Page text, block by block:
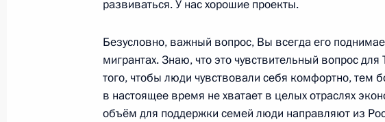
Поздравления лидерам и гражданам
по случаю 76-й годовщины Победы в Великой
войне
8 мая 2021 года, 12:05
развиваться. У нас хорошие проекты.
Безусловно, важный вопрос, Вы всегда его
мигрантах. Знаю, что это чувствительный вопрос
того, чтобы люди чувствовали себя комфортно, тем
в настоящее время не хватает в целых отраслях
объём для поддержки семей люди направляют из